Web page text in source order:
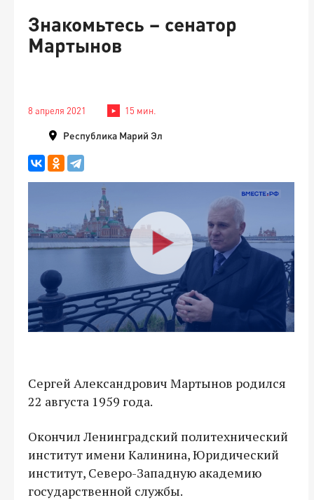
Знакомьтесь – сенатор
Мартынов
8 апреля 2021 15 мин.
Республика Марий Эл
Сергей Александрович Мартынов родился
22 августа 1959 года.
Окончил Ленинградский политехнический
институт имени Калинина, Юридический
институт, Северо-Западную академию
государственной службы.